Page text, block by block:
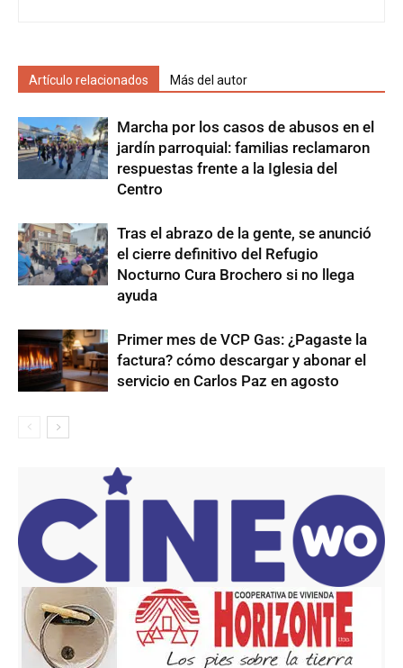
Artículo relacionados Más del autor
Marcha por los casos de abusos en el
jardín parroquial: familias reclamaron
respuestas frente a la Iglesia del
Centro
Tras el abrazo de la gente, se anunció
el cierre definitivo del Refugio
Nocturno Cura Brochero si no llega
ayuda
Primer mes de VCP Gas: ¿Pagaste la
factura? cómo descargar y abonar el
servicio en Carlos Paz en agosto